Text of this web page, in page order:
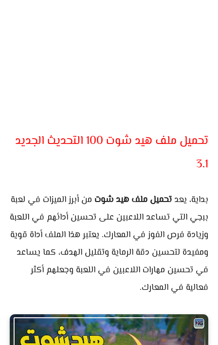
تحميل ملف هيد شوت 100 التحديث الجديد
3.1
بداية، يعد تحميل ملف هيد شوت من أبرز الميزات في لعبة
ببجي التي تساعد اللاعبين على تحسين أدائهم في اللعبة
وزيادة فرص الفوز في المعارك. يعتبر هذا الملف أداة قوية
ومفيدة لتحسين دقة الرماية وتقليل الهدف، كما يساعد
في تحسين مهارات اللاعبين في اللعبة وجعلهم أكثر
فعالية في المعارك.